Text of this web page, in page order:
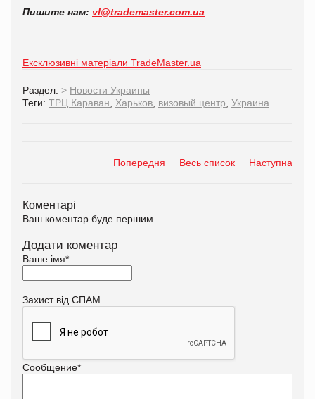
Пишите нам: vl@trademaster.com.ua
Ексклюзивні матеріали TradeMaster.ua
Раздел: > Новости Украины
Теги: ТРЦ Караван, Харьков, визовый центр, Украина
Попередня Весь список Наступна
Коментарі
Ваш коментар буде першим.
Додати коментар
Ваше імя*
Захист від СПАМ
Сообщение*